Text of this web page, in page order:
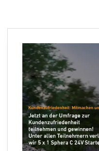
Ihre E-Mail Adresse
Folgen Sie uns